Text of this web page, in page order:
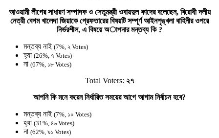
আওয়ামী লীগের সাধারণ সম্পাদক ও সেতুমন্ত্রী ওবায়দুল কাদের বলেছেন, বিরোধী দলীয়
নেত্রী বেগম খালেদা জিয়াকে গ্রেফতারের বিষয়টি সম্পূর্ণ আইনশৃঙ্খলা বাহিনীর ওপরে
নির্ভরশীল, এ বিষয়ে অাপনার মন্তব্য কি ?
মন্তব্য নাই (7%, ২ Votes)
হ্যা (26%, ৭ Votes)
না (67%, ১৮ Votes)
Total Voters: ২৭
আপনি কি মনে করেন নির্ধারিত সময়ের আগে আগাম নির্বাচন হবে?
মন্তব্য নাই (7%, ১০ Votes)
হ্যা (31%, ৪৬ Votes)
না (62%, ৯১ Votes)